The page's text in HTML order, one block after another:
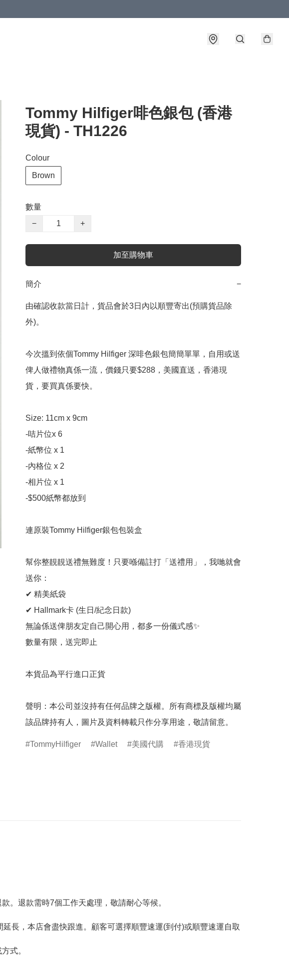
Tommy Hilfiger啡色銀包 (香港
現貨) - TH1226
Colour
Brown
數量
−
+
加至購物車
簡介 −
由確認收款當日計，貨品會於3日內以順豐寄出(預購貨品除
外)。
今次搵到依個Tommy Hilfiger 深啡色銀包簡簡單單，自用或送
俾人做禮物真係一流，價錢只要$288，美國直送，香港現
貨，要買真係要快。
Size: 11cm x 9cm
-咭片位x 6
-紙幣位 x 1
-內格位 x 2
-相片位 x 1
-$500紙幣都放到
連原裝Tommy Hilfiger銀包包裝盒
幫你整靚靚送禮無難度！只要喺備註打「送禮用」，我哋就會
送你：
✔ 精美紙袋
✔ Hallmark卡 (生日/紀念日款)
無論係送俾朋友定自己開心用，都多一份儀式感✨
數量有限，送完即止
本貨品為平行進口正貨
聲明：本公司並沒持有任何品牌之版權。所有商標及版權均屬
該品牌持有人，圖片及資料轉載只作分享用途，敬請留意。
TommyHilfiger Wallet 美國代購 香港現貨
退款需時7個工作天處理，敬請耐心等候。
，本店會盡快跟進。顧客可選擇順豐速運(到付)或順豐速運自取
式。